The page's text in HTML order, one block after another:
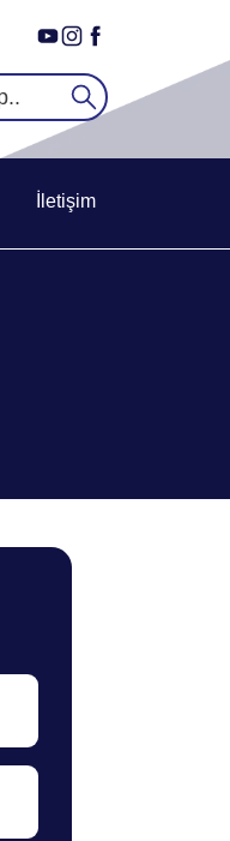
İletişim